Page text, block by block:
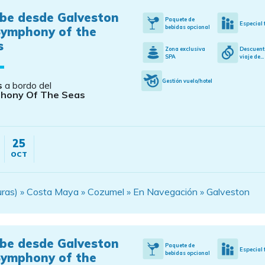
desde Galveston
of the
a bordo del
Of The Seas
Paquete de
bebidas opcional
Especial
Zona exclusiva
SPA
viaje de...
Gestión vuelo/hotel
25
OCT
» Costa Maya » Cozumel » En Navegación » Galveston
desde Galveston
of the
Paquete de
bebidas opcional
Especial